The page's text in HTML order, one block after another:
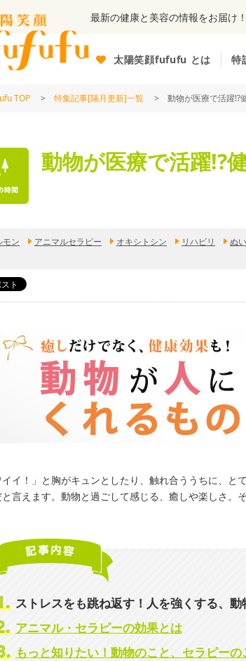
最新の健康と美容の情報をお届け！
太陽笑顔fufufu とは 特
TOP > 特集記事[隔月更新]一覧 > 動物が医療で活躍!?
動物が医療で活躍!?
モン アニマルセラピー オキシトシン リハビリ ぬ
イイ！」と胸がキュンとしたり、触れ合ううちに、
言えます。動物と過ごして感じる、癒しや楽しさ。
ストレスをも跳ね返す！人を強くする、動
アニマル・セラピーの効果とは
もっと知りたい！動物のこと、セラピーの